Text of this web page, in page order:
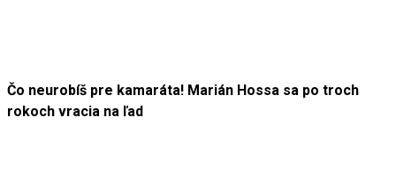
Čo neurobíš pre kamaráta! Marián Hossa sa po troch
rokoch vracia na ľad